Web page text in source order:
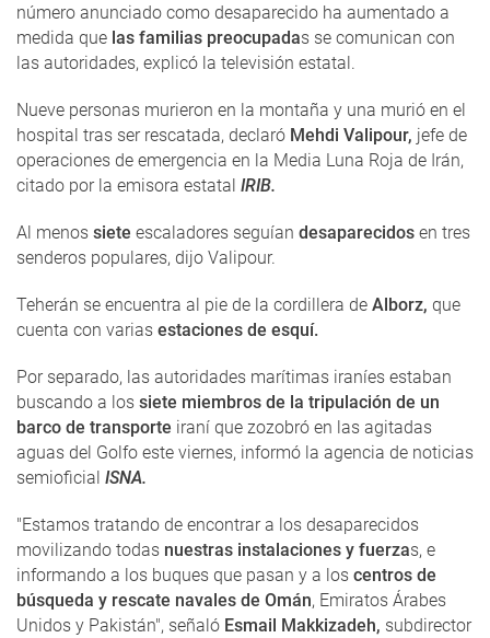
número anunciado como desaparecido ha aumentado a
medida que las familias preocupadas se comunican con
las autoridades, explicó la televisión estatal.
Nueve personas murieron en la montaña y una murió en el
hospital tras ser rescatada, declaró Mehdi Valipour, jefe de
operaciones de emergencia en la Media Luna Roja de Irán,
citado por la emisora ​​estatal IRIB.
Al menos siete escaladores seguían desaparecidos en tres
senderos populares, dijo Valipour.
Teherán se encuentra al pie de la cordillera de Alborz, que
cuenta con varias estaciones de esquí.
Por separado, las autoridades marítimas iraníes estaban
buscando a los siete miembros de la tripulación de un
barco de transporte iraní que zozobró en las agitadas
aguas del Golfo este viernes, informó la agencia de noticias
semioficial ISNA.
"Estamos tratando de encontrar a los desaparecidos
movilizando todas nuestras instalaciones y fuerzas, e
informando a los buques que pasan y a los centros de
búsqueda y rescate navales de Omán, Emiratos Árabes
Unidos y Pakistán", señaló Esmail Makkizadeh, subdirector